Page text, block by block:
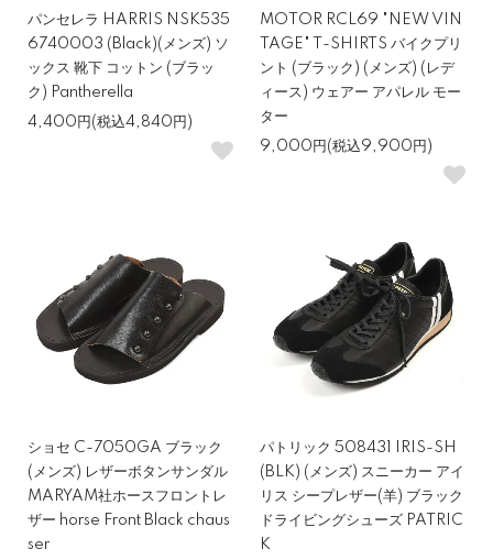
パンセレラ HARRIS NSK535
6740003 (Black)(メンズ) ソ
ックス 靴下 コットン (ブラッ
ク) Pantherella
4,400円(税込4,840円)
MOTOR RCL69 "NEW VIN
TAGE" T-SHIRTS バイクプリ
ント (ブラック) (メンズ) (レデ
ィース) ウェアー アパレル モー
ター
9,000円(税込9,900円)
ショセ C-7050GA ブラック
(メンズ) レザーボタンサンダル
MARYAM社ホースフロントレ
ザー horse Front Black chaus
ser
パトリック 508431 IRIS-SH
(BLK) (メンズ) スニーカー アイ
リス シープレザー(羊) ブラック
ドライビングシューズ PATRIC
K